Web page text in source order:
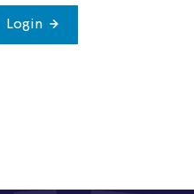
Login